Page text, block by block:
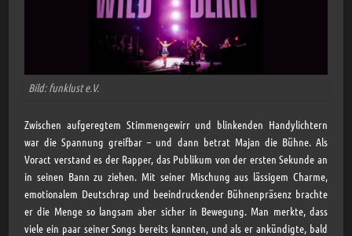
Bild: funklust e.V.
Zwischen aufgeregtem Stimmengewirr und blinkenden Handylichtern
war die Spannung greifbar – und dann betrat Majan die Bühne. Als
Voract verstand es der Rapper, das Publikum von der ersten Sekunde an
in seinen Bann zu ziehen. Mit seiner Mischung aus lässigem Charme,
emotionalem Deutschrap und beeindruckender Bühnenpräsenz brachte
er die Menge so langsam aber sicher in Bewegung. Man merkte, dass
viele ein paar seiner Songs bereits kannten, und als er ankündigte, bald